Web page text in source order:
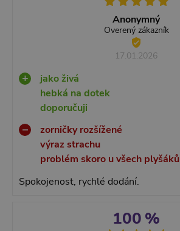
Anonymný
Overený zákazník
17.01.2026
jako živá
hebká na dotek
doporučuji
zorničky rozšížené
výraz strachu
problém skoro u všech plyšáků
Spokojenost, rychlé dodání.
100 %